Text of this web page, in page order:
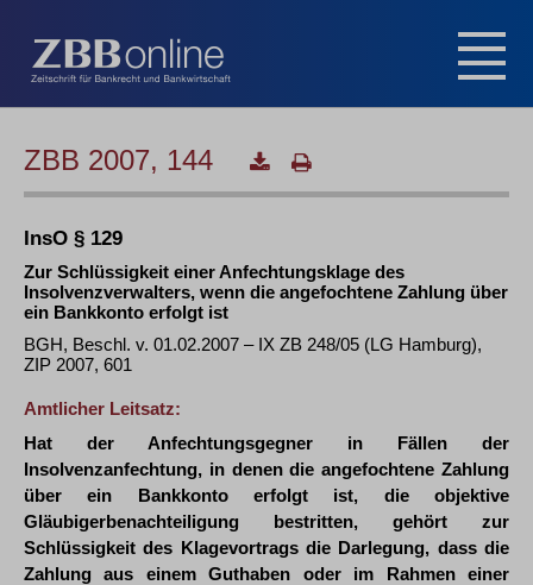
ZBB 2007, 144
InsO § 129
Zur Schlüssigkeit einer Anfechtungsklage des
Insolvenzverwalters, wenn die angefochtene Zahlung über
ein Bankkonto erfolgt ist
BGH, Beschl. v. 01.02.2007 – IX ZB 248/05 (LG Hamburg),
ZIP 2007, 601
Amtlicher Leitsatz:
Hat der Anfechtungsgegner in Fällen der
Insolvenzanfechtung, in denen die angefochtene Zahlung
über ein Bankkonto erfolgt ist, die objektive
Gläubigerbenachteiligung bestritten, gehört zur
Schlüssigkeit des Klagevortrags die Darlegung, dass die
Zahlung aus einem Guthaben oder im Rahmen einer